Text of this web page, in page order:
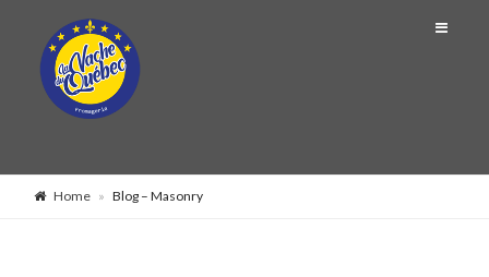
Home » Blog – Masonry